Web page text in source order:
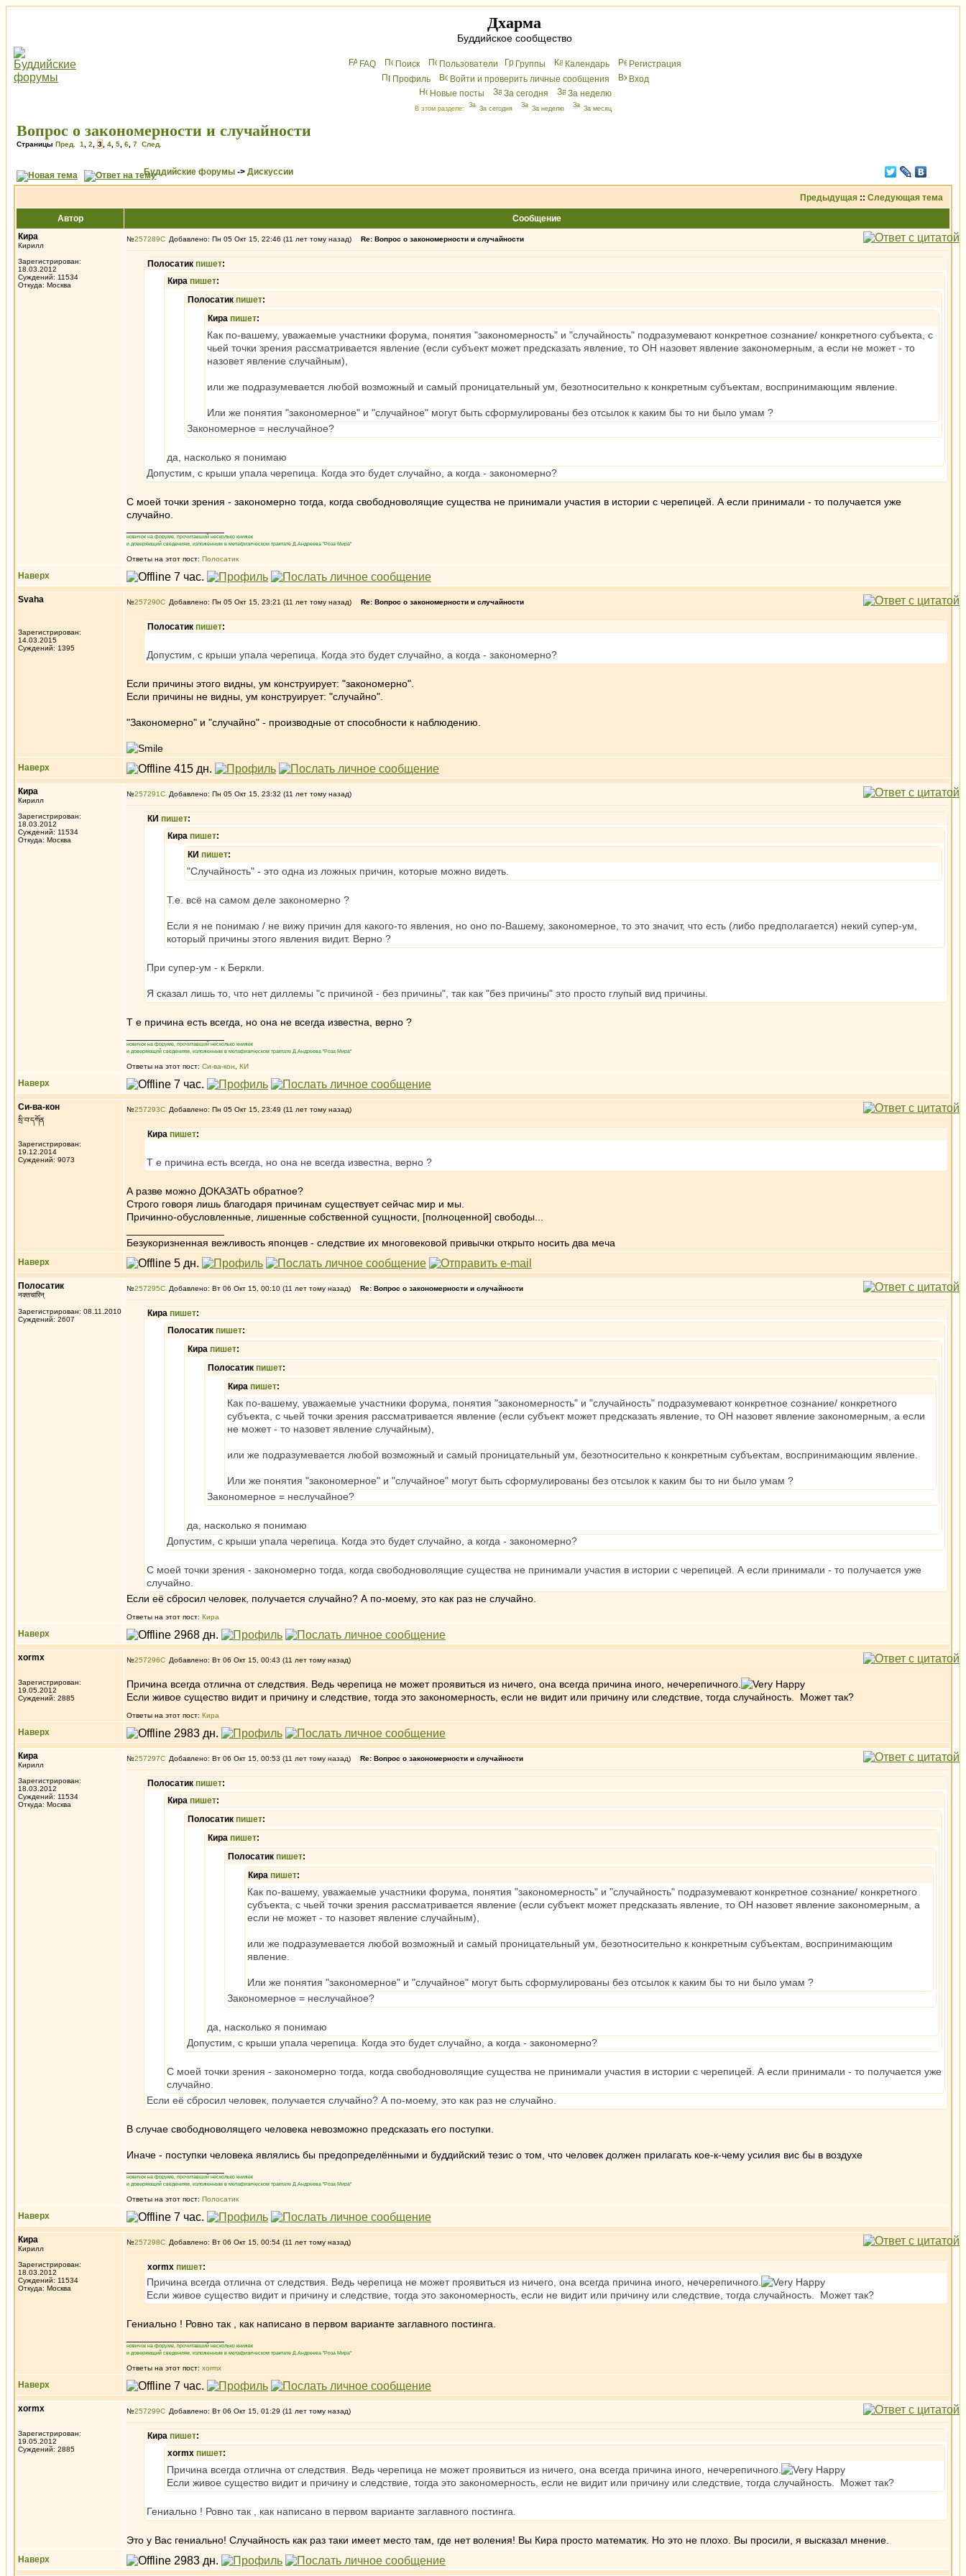
Дхарма
Буддийское сообщество
FAQ Поиск Пользователи Группы Календарь
Peгиcтрaция
Профиль
Войти и проверить личные сообщения
Вхoд
Новые посты
За сегодня За неделю
В этом разделе: За сегодня За неделю За месяц
Вопрос о закономерности и случайности
Страницы Пред. 1 2 3 4 5 6 7 След.
Буддийские форумы -> Дискуссии
Предыдущая :: Следующая тема
Автор
Сообщение
Кира
Кирилл
Зарегистрирован:
18.03.2012
Суждений: 11534
Откуда: Москва
№257289 Добавлено: Пн 05 Окт 15, 22:46 (11 лет тому назад) Re: Вопрос о закономерности и случайности
Полосатик пишет:
Кира пишет:
Полосатик пишет:
Кира пишет:
Как по-вашему, уважаемые участники форума, понятия "закономерность" и "случайность" подразумевают конкретное сознание/ конкретного субъекта, с
чьей точки зрения рассматривается явление (если субъект может предсказать явление, то ОН назовет явление закономерным, а если не может - то
назовет явление случайным),
или же подразумевается любой возможный и самый проницательный ум, безотносительно к конкретным субъектам, воспринимающим явление.
Или же понятия "закономерное" и "случайное" могут быть сформулированы без отсылок к каким бы то ни было умам ?
Закономерное = неслучайное?
да, насколько я понимаю
Допустим, с крыши упала черепица. Когда это будет случайно, а когда - закономерно?
С моей точки зрения - закономерно тогда, когда свободноволящие существа не принимали участия в истории с черепицей. А если принимали - то получается уже
случайно.
новичок на форуме, прочитавший несколько книжек
и доверяющий сведениям, изложенным в метафизическом трактате Д.Андреева "Роза Мира"
Ответы на этот пост: Полосатик
Наверх
Svaha
Зарегистрирован:
14.03.2015
Суждений: 1395
№257290 Добавлено: Пн 05 Окт 15, 23:21 (11 лет тому назад) Re: Вопрос о закономерности и случайности
Полосатик пишет:
Допустим, с крыши упала черепица. Когда это будет случайно, а когда - закономерно?
Если причины этого видны, ум конструирует: "закономерно".
Если причины не видны, ум конструирует: "случайно".
"Закономерно" и "случайно" - производные от способности к наблюдению.
Наверх
Кира
Кирилл
Зарегистрирован:
18.03.2012
Суждений: 11534
Откуда: Москва
№257291 Добавлено: Пн 05 Окт 15, 23:32 (11 лет тому назад)
КИ пишет:
Кира пишет:
КИ пишет:
"Случайность" - это одна из ложных причин, которые можно видеть.
Т.е. всё на самом деле закономерно ?
Если я не понимаю / не вижу причин для какого-то явления, но оно по-Вашему, закономерное, то это значит, что есть (либо предполагается) некий супер-ум,
который причины этого явления видит. Верно ?
При супер-ум - к Беркли.
Я сказал лишь то, что нет диллемы "с причиной - без причины", так как "без причины" это просто глупый вид причины.
Т е причина есть всегда, но она не всегда известна, верно ?
новичок на форуме, прочитавший несколько книжек
и доверяющий сведениям, изложенным в метафизическом трактате Д.Андреева "Роза Мира"
Ответы на этот пост: Си-ва-кон КИ
Наверх
Си-ва-кон
སྲི་བ་དཀོན
Зарегистрирован:
19.12.2014
Суждений: 9073
№257293 Добавлено: Пн 05 Окт 15, 23:49 (11 лет тому назад)
Кира пишет:
Т е причина есть всегда, но она не всегда известна, верно ?
А разве можно ДОКАЗАТЬ обратное?
Строго говоря лишь благодаря причинам существует сейчас мир и мы.
Причинно-обусловленные, лишенные собственной сущности, [полноценной] свободы...
Безукоризненная вежливость японцев - следствие их многовековой привычки открыто носить два меча
Наверх
Полосатик
नक्तचारिन्
Зарегистрирован: 08.11.2010
Суждений: 2607
№257295 Добавлено: Вт 06 Окт 15, 00:10 (11 лет тому назад) Re: Вопрос о закономерности и случайности
Кира пишет:
Полосатик пишет:
Кира пишет:
Полосатик пишет:
Кира пишет:
Как по-вашему, уважаемые участники форума, понятия "закономерность" и "случайность" подразумевают конкретное сознание/ конкретного
субъекта, с чьей точки зрения рассматривается явление (если субъект может предсказать явление, то ОН назовет явление закономерным, а если
не может - то назовет явление случайным),
или же подразумевается любой возможный и самый проницательный ум, безотносительно к конкретным субъектам, воспринимающим явление.
Или же понятия "закономерное" и "случайное" могут быть сформулированы без отсылок к каким бы то ни было умам ?
Закономерное = неслучайное?
да, насколько я понимаю
Допустим, с крыши упала черепица. Когда это будет случайно, а когда - закономерно?
С моей точки зрения - закономерно тогда, когда свободноволящие существа не принимали участия в истории с черепицей. А если принимали - то получается уже
случайно.
Если её сбросил человек, получается случайно? А по-моему, это как раз не случайно.
Ответы на этот пост: Кира
Наверх
xormx
Зарегистрирован:
19.05.2012
Суждений: 2885
№257296 Добавлено: Вт 06 Окт 15, 00:43 (11 лет тому назад)
Причина всегда отлична от следствия. Ведь черепица не может проявиться из ничего, она всегда причина иного, нечерепичного.
Если живое существо видит и причину и следствие, тогда это закономерность, если не видит или причину или следствие, тогда случайность. Может так?
Ответы на этот пост: Кира
Наверх
Кира
Кирилл
Зарегистрирован:
18.03.2012
Суждений: 11534
Откуда: Москва
№257297 Добавлено: Вт 06 Окт 15, 00:53 (11 лет тому назад) Re: Вопрос о закономерности и случайности
Полосатик пишет:
Кира пишет:
Полосатик пишет:
Кира пишет:
Полосатик пишет:
Кира пишет:
Как по-вашему, уважаемые участники форума, понятия "закономерность" и "случайность" подразумевают конкретное сознание/ конкретного
субъекта, с чьей точки зрения рассматривается явление (если субъект может предсказать явление, то ОН назовет явление закономерным, а
если не может - то назовет явление случайным),
или же подразумевается любой возможный и самый проницательный ум, безотносительно к конкретным субъектам, воспринимающим
явление.
Или же понятия "закономерное" и "случайное" могут быть сформулированы без отсылок к каким бы то ни было умам ?
Закономерное = неслучайное?
да, насколько я понимаю
Допустим, с крыши упала черепица. Когда это будет случайно, а когда - закономерно?
С моей точки зрения - закономерно тогда, когда свободноволящие существа не принимали участия в истории с черепицей. А если принимали - то получается уже
случайно.
Если её сбросил человек, получается случайно? А по-моему, это как раз не случайно.
В случае свободноволящего человека невозможно предсказать его поступки.
Иначе - поступки человека являлись бы предопределёнными и буддийский тезис о том, что человек должен прилагать кое-к-чему усилия вис бы в воздухе
новичок на форуме, прочитавший несколько книжек
и доверяющий сведениям, изложенным в метафизическом трактате Д.Андреева "Роза Мира"
Ответы на этот пост: Полосатик
Наверх
Кира
Кирилл
Зарегистрирован:
18.03.2012
Суждений: 11534
Откуда: Москва
№257298 Добавлено: Вт 06 Окт 15, 00:54 (11 лет тому назад)
xormx пишет:
Причина всегда отлична от следствия. Ведь черепица не может проявиться из ничего, она всегда причина иного, нечерепичного.
Если живое существо видит и причину и следствие, тогда это закономерность, если не видит или причину или следствие, тогда случайность. Может так?
Гениально ! Ровно так , как написано в первом варианте заглавного постинга.
новичок на форуме, прочитавший несколько книжек
и доверяющий сведениям, изложенным в метафизическом трактате Д.Андреева "Роза Мира"
Ответы на этот пост: xormx
Наверх
xormx
Зарегистрирован:
19.05.2012
Суждений: 2885
№257299 Добавлено: Вт 06 Окт 15, 01:29 (11 лет тому назад)
Кира пишет:
xormx пишет:
Причина всегда отлична от следствия. Ведь черепица не может проявиться из ничего, она всегда причина иного, нечерепичного.
Если живое существо видит и причину и следствие, тогда это закономерность, если не видит или причину или следствие, тогда случайность. Может так?
Гениально ! Ровно так , как написано в первом варианте заглавного постинга.
Это у Вас гениально! Случайность как раз таки имеет место там, где нет воления! Вы Кира просто математик. Но это не плохо. Вы просили, я высказал мнение.
Наверх